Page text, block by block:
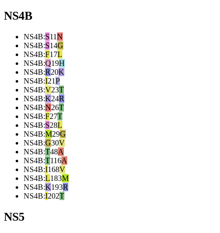
NS4B
NS4B:S11N
NS4B:S14G
NS4B:F17L
NS4B:Q19H
NS4B:R20K
NS4B:I21P
NS4B:V23T
NS4B:K24R
NS4B:N26T
NS4B:F27T
NS4B:S28L
NS4B:M29G
NS4B:G30V
NS4B:T48A
NS4B:T116A
NS4B:I168V
NS4B:L183M
NS4B:K193R
NS4B:I202T
NS5